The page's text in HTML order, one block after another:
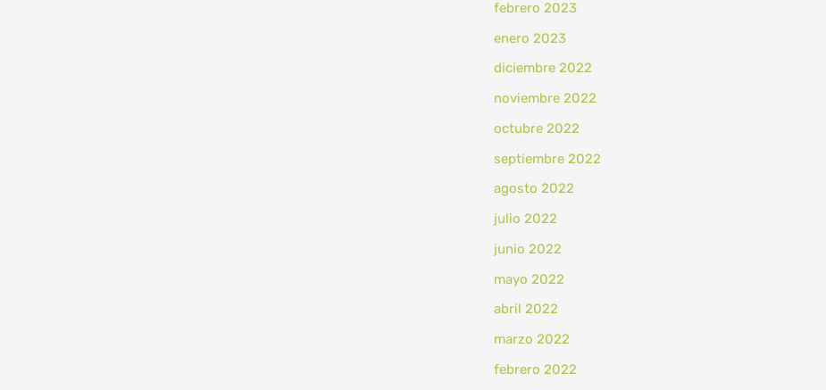
febrero 2023
enero 2023
diciembre 2022
noviembre 2022
octubre 2022
septiembre 2022
agosto 2022
julio 2022
junio 2022
mayo 2022
abril 2022
marzo 2022
febrero 2022